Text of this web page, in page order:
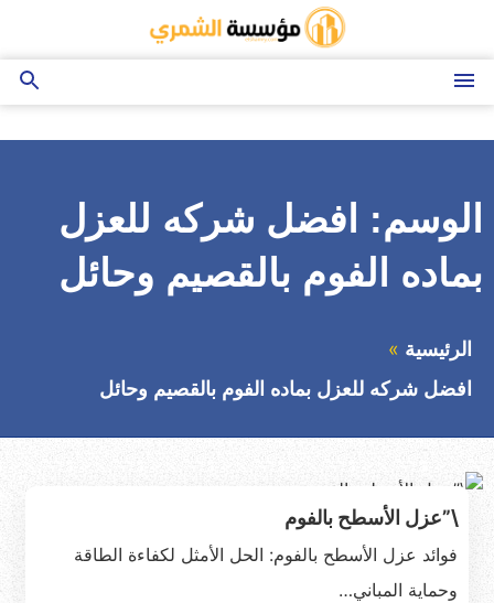
إلى
المحتوى
القائمة
بحث
الوسم:
افضل شركه للعزل
بماده الفوم بالقصيم وحائل
الرئيسية
افضل شركه للعزل بماده الفوم بالقصيم وحائل
\”عزل الأسطح بالفوم
فوائد عزل الأسطح بالفوم: الحل الأمثل لكفاءة الطاقة
وحماية المباني…